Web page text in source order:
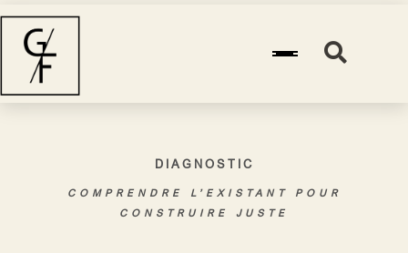
DIAGNOSTIC
COMPRENDRE L’EXISTANT POUR
CONSTRUIRE JUSTE